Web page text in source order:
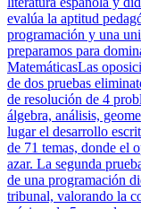
evalúa la aptitud
programación y una
preparamos para
MatemáticasLas
de dos pruebas
de resolución de 4
álgebra, análisis,
lugar el desarrollo
de 71 temas, donde el
azar. La segunda
de una programación
tribunal, valorando la